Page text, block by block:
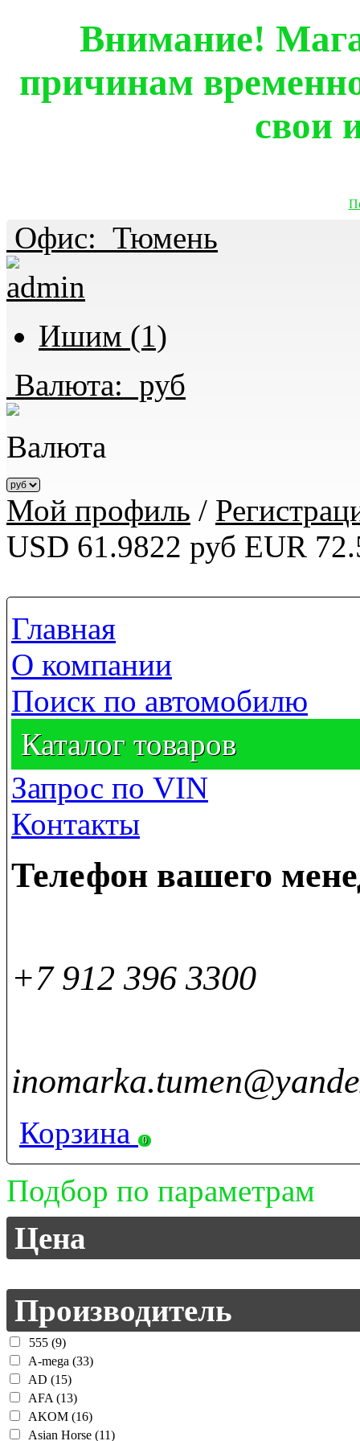
Внимание!
причинам
свои
Офис: Тюмень
Ишим (1)
Валюта: руб
Валюта
Мой профиль /
USD 61.9822 руб EUR
Главная
О компании
Поиск по автомобилю
Каталог товаров
Запрос по VIN
Контакты
Телефон вашего
+7 912 396 3300
Корзина 0
Подбор по параметрам
Цена
Производитель
555 (9)
A-mega (33)
AD (15)
AFA (13)
AKOM (16)
Asian Horse (11)